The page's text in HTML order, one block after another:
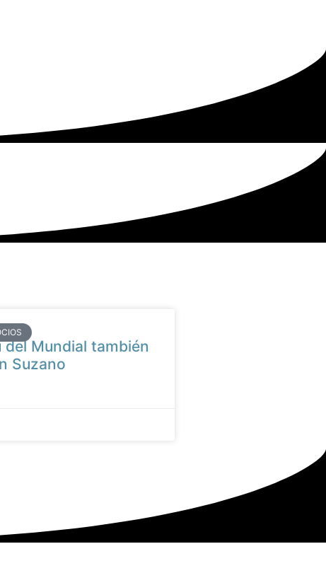
del Mundial también
Suzano